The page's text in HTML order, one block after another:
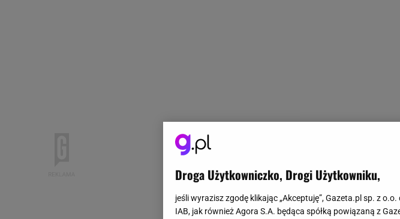
Droga Użytkowniczko, Drogi Użytkowniku,
jeśli wyrazisz zgodę klikając „Akceptuję”, Gazeta.pl sp. z
IAB, jak również Agora S.A. będąca spółką powiązaną z